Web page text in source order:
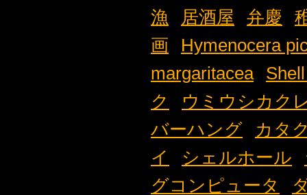
漁 居酒屋 弁慶
画
Hymenocera
margaritacea
ク
ウミウシカク
バーハング
カタ
イ
シェルホール
グコンピュータ